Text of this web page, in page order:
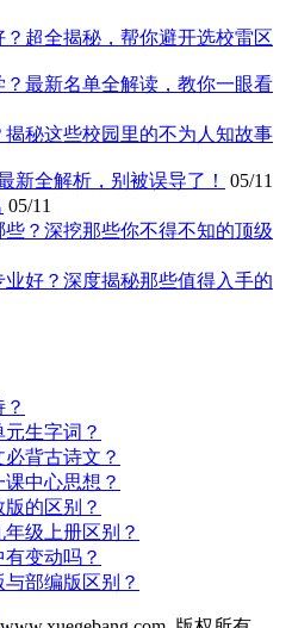
超全揭秘，帮你避开选校雷区
？最新名单全解读，教你一眼看
秘这些校园里的不为人知故事
新全解析，别被误导了！
05/11
05/11
？深挖那些你不得不知的顶级
好？深度揭秘那些值得入手的
生字词？
背古诗文？
中心思想？
的区别？
级上册区别？
变动吗？
部编版区别？